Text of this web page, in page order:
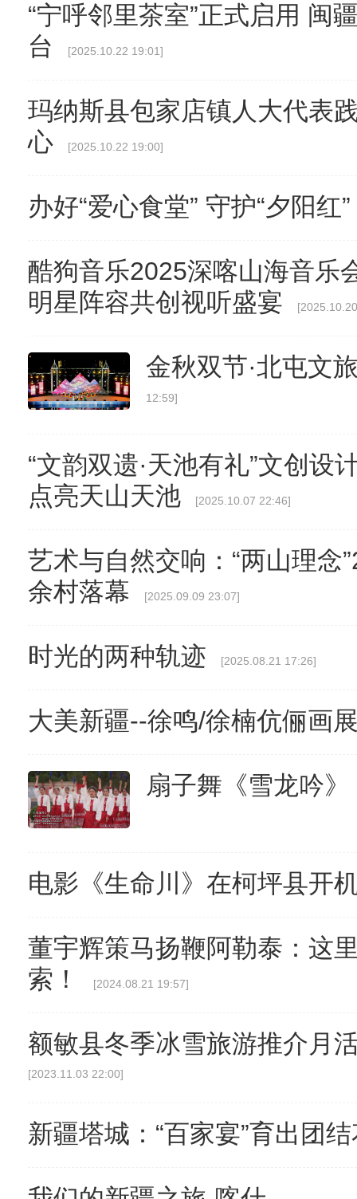
“宁呼邻里茶室”正式启用 闽
台
[2025.10.22 19:01]
玛纳斯县包家店镇人大代表
心
[2025.10.22 19:00]
办好“爱心食堂” 守护“夕阳红”
酷狗音乐2025深喀山海音乐
明星阵容共创视听盛宴
金秋双节·北屯文
12:59]
“文韵双遗·天池有礼”文创设
点亮天山天池
[2025.10.07 22:46]
艺术与自然交响：“两山理念
余村落幕
[2025.09.09 23:07]
时光的两种轨迹 [2025.08.21 17:26]
大美新疆--徐鸣/徐楠伉俪画
扇子舞《雪龙吟》
电影《生命川》在柯坪县开
董宇辉策马扬鞭阿勒泰：这
索！
[2024.08.21 19:57]
额敏县冬季冰雪旅游推介月
[2023.11.03 22:00]
新疆塔城：“百家宴”育出团
新疆轮台：车辆失控坠渠孕妇被困，